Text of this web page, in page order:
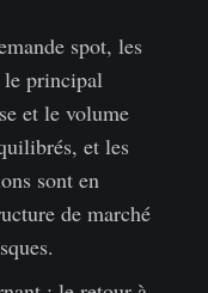
spot, les
le principal
et le volume
et les
sont en
de marché